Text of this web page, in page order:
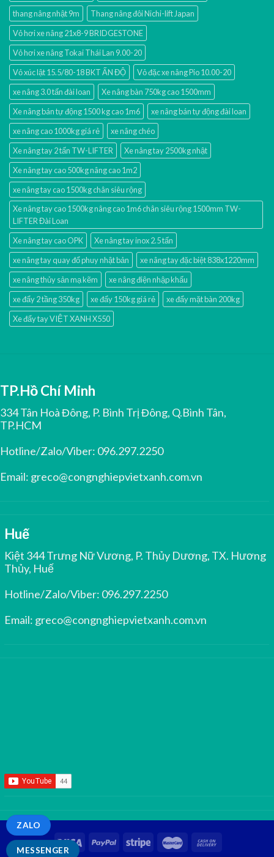
MESSENGER
ZALO
thang nâng nhật 9m
Thang nâng đôi Nichi-lift Japan
Vỏ hơi xe nâng 21x8-9 BRIDGESTONE
Vỏ hơi xe nâng Tokai Thái Lan 9.00-20
Vỏ xúc lật 15.5/80-18 BKT ẤN ĐỘ
Vỏ đặc xe nâng Pio 10.00-20
xe nâng 3.0 tấn đài loan
Xe nâng bàn 750kg cao 1500mm
Xe nâng bán tự động 1500 kg cao 1m6
xe nâng bán tự động đài loan
xe nâng cao 1000kg giá rẻ
xe nâng chéo
Xe nâng tay 2 tấn TW-LIFTER
Xe nâng tay 2500kg nhật
Xe nâng tay cao 500kg nâng cao 1m2
xe nâng tay cao 1500kg chân siêu rộng
Xe nâng tay cao 1500kg nâng cao 1m6 chân siêu rộng 1500mm TW-
LIFTER Đài Loan
Xe nâng tay cao OPK
Xe nâng tay inox 2.5 tấn
xe nâng tay quay đổ phuy nhật bản
xe nâng tay đặc biệt 838x1220mm
xe nâng thủy sản mạ kẽm
xe nâng điện nhập khấu
xe đẩy 2 tầng 350kg
xe đẩy 150kg giá rẻ
xe đẩy mặt bàn 200kg
Xe đẩy tay VIỆT XANH X550
TP.Hồ Chí Minh
334 Tân Hoà Đông, P. Bình Trị Đông, Q.Bình Tân,
TP.HCM
Hotline/Zalo/Viber: 096.297.2250
Email: greco@congnghiepvietxanh.com.vn
Huế
Kiệt 344 Trưng Nữ Vương, P. Thủy Dương, TX. Hương
Thủy, Huế
Hotline/Zalo/Viber: 096.297.2250
Email: greco@congnghiepvietxanh.com.vn